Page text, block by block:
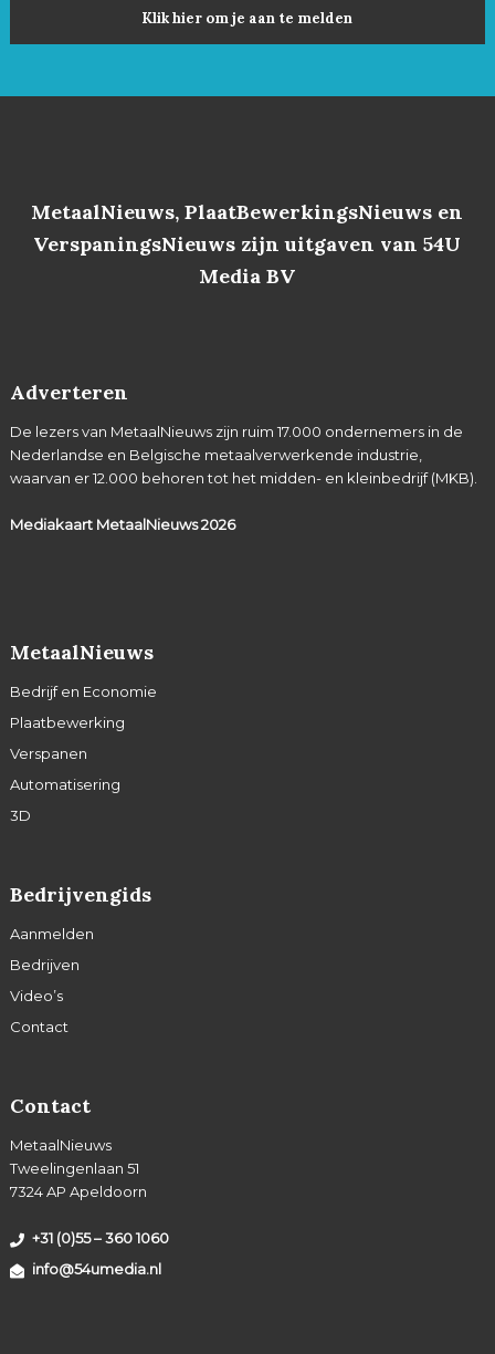
Klik hier om je aan te melden
MetaalNieuws, PlaatBewerkingsNieuws en
VerspaningsNieuws zijn uitgaven van 54U
Media BV
Adverteren
De lezers van MetaalNieuws zijn ruim 17.000 ondernemers in de
Nederlandse en Belgische metaalverwerkende industrie,
waarvan er 12.000 behoren tot het midden- en kleinbedrijf (MKB).
Mediakaart MetaalNieuws2026
MetaalNieuws
Bedrijf en Economie
Plaatbewerking
Verspanen
Automatisering
3D
Bedrijvengids
Aanmelden
Bedrijven
Video’s
Contact
Contact
MetaalNieuws
Tweelingenlaan 51
7324 AP Apeldoorn
+31 (0)55 – 360 1060
info@54umedia.nl